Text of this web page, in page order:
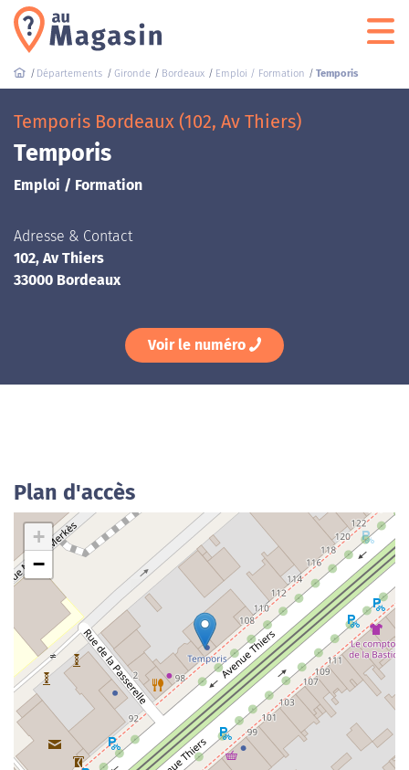
Départements Gironde Bordeaux Emploi / Formation Temporis
Temporis Bordeaux (102, Av Thiers)
Temporis
Emploi / Formation
Adresse & Contact
102, Av Thiers
33000 Bordeaux
Voir le numéro
Plan d'accès
+
−